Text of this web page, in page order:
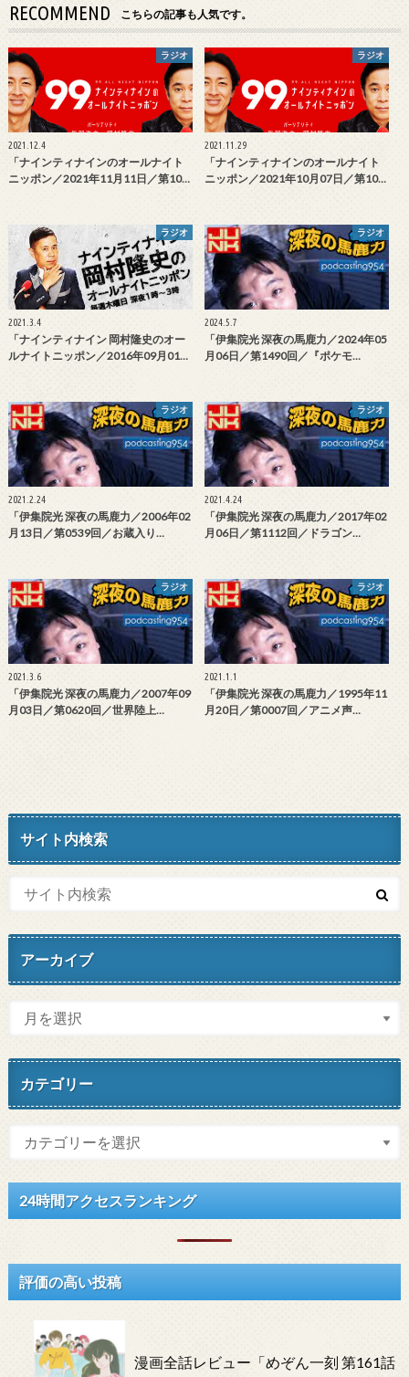
RECOMMEND こちらの記事も人気です。
ラジオ
2021.12.4
「ナインティナインのオールナイト
ニッポン／2021年11月11日／第10…
ラジオ
2021.11.29
「ナインティナインのオールナイト
ニッポン／2021年10月07日／第10…
ラジオ
2021.3.4
「ナインティナイン 岡村隆史のオー
ルナイトニッポン／2016年09月01…
ラジオ
2024.5.7
「伊集院光 深夜の馬鹿力／2024年05
月06日／第1490回／『ポケモ…
ラジオ
2021.2.24
「伊集院光 深夜の馬鹿力／2006年02
月13日／第0539回／お蔵入り…
ラジオ
2021.4.24
「伊集院光 深夜の馬鹿力／2017年02
月06日／第1112回／ドラゴン…
ラジオ
2021.3.6
「伊集院光 深夜の馬鹿力／2007年09
月03日／第0620回／世界陸上…
ラジオ
2021.1.1
「伊集院光 深夜の馬鹿力／1995年11
月20日／第0007回／アニメ声…
サイト内検索
アーカイブ
カテゴリー
24時間アクセスランキング
評価の高い投稿
漫画全話レビュー「めぞん一刻 第161話